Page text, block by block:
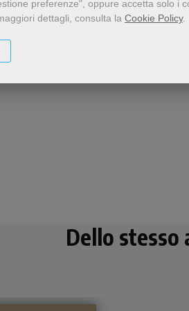
preferenze", oppure accetta solo i
dettagli, consulta la Cookie Policy.
Dello stesso